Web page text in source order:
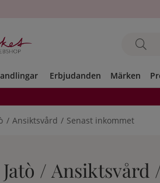
Erbjudanden Märken
Ansiktsvård Senast inkommet
/ Ansiktsvård